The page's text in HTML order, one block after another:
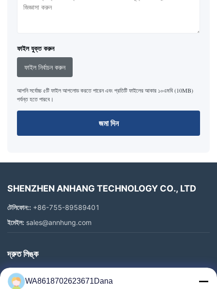
ফাইল যুক্ত করুন
ফাইল নির্বাচন করুন
আপনি সর্বোচ্চ ৫টি ফাইল আপলোড করতে পারেন এবং প্রতিটি ফাইলের আকার ১০এমবি (10MB)
পর্যন্ত হতে পারবে।
জমা দিন
SHENZHEN ANHANG TECHNOLOGY CO., LTD
টেলিফোন:: +86-755-89589401
ইমেইল: sales@annhung.com
দ্রুত লিঙ্ক
বাড়ি
WA8618702623671Dana